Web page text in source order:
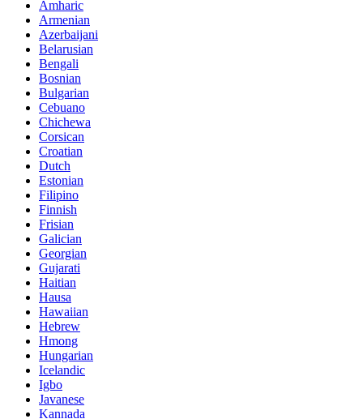
Amharic
Armenian
Azerbaijani
Belarusian
Bengali
Bosnian
Bulgarian
Cebuano
Chichewa
Corsican
Croatian
Dutch
Estonian
Filipino
Finnish
Frisian
Galician
Georgian
Gujarati
Haitian
Hausa
Hawaiian
Hebrew
Hmong
Hungarian
Icelandic
Igbo
Javanese
Kannada